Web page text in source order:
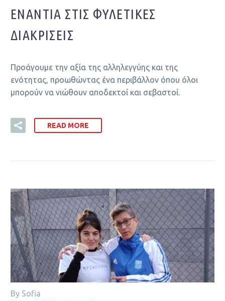
ΕΝΆΝΤΙΑ ΣΤΙΣ ΦΥΛΕΤΙΚΈΣ
ΔΙΑΚΡΊΣΕΙΣ
Προάγουμε την αξία της αλληλεγγύης και της
ενότητας, προωθώντας ένα περιβάλλον όπου όλοι
μπορούν να νιώθουν αποδεκτοί και σεβαστοί.
READ MORE
By Sofia